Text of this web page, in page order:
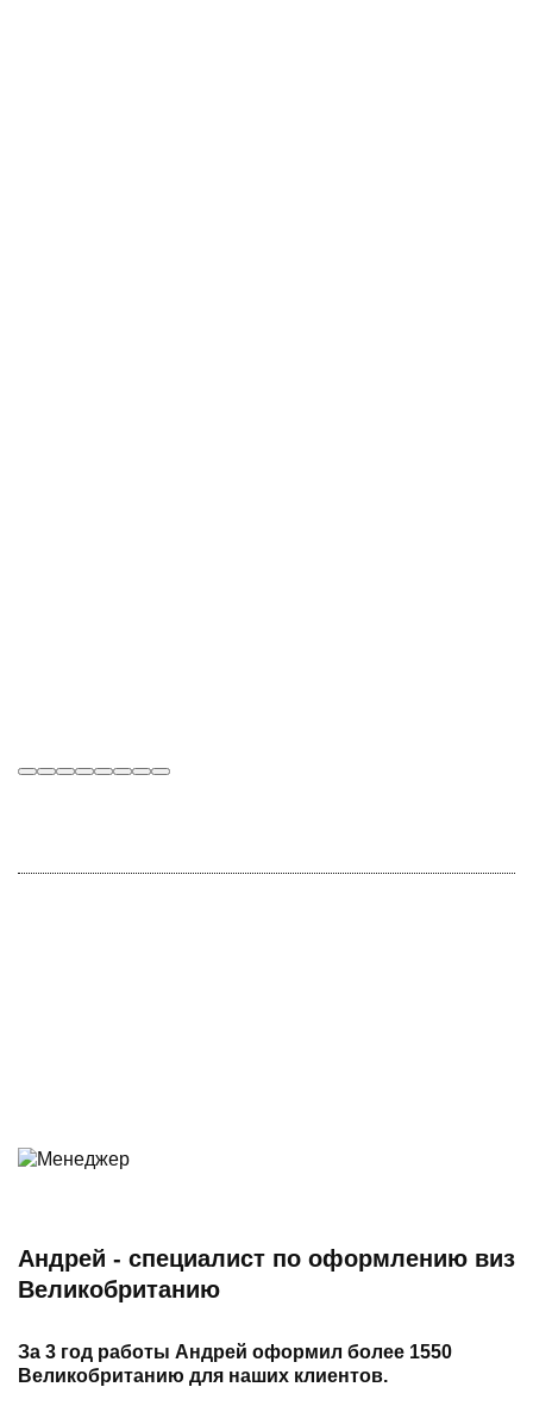
Андрей - специалист по оформлению виз
Великобританию
За 3 год работы Андрей оформил более 1550
Великобританию для наших клиентов.